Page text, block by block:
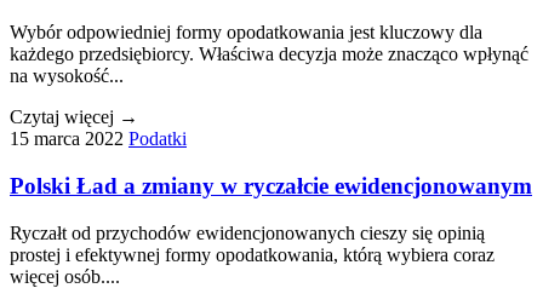
Wybór odpowiedniej formy opodatkowania jest kluczowy dla
każdego przedsiębiorcy. Właściwa decyzja może znacząco wpłynąć
na wysokość...
Czytaj więcej →
15 marca 2022 Podatki
Polski Ład a zmiany w ryczałcie ewidencjonowanym
Ryczałt od przychodów ewidencjonowanych cieszy się opinią
prostej i efektywnej formy opodatkowania, którą wybiera coraz
więcej osób....